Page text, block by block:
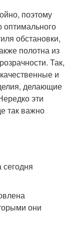
поэтому
обстановки,
полотна из
Так,
и
делающие
эти
так важно
сегодня
они